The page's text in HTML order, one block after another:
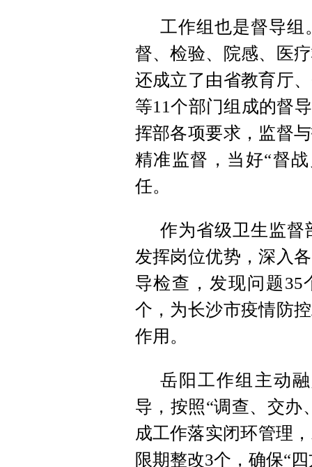
工作组也是督导组
督、检验、院感、医
还成立了由省教育厅
等11个部门组成的督
挥部各项要求，监督
精准监督，当好“督
任。
作为省级卫生监督
发挥岗位优势，深入
导检查，发现问题35
个，为长沙市疫情防
作用。
岳阳工作组主动
导，按照“调查、交办
成工作落实闭环管理
限期整改3个，确保“